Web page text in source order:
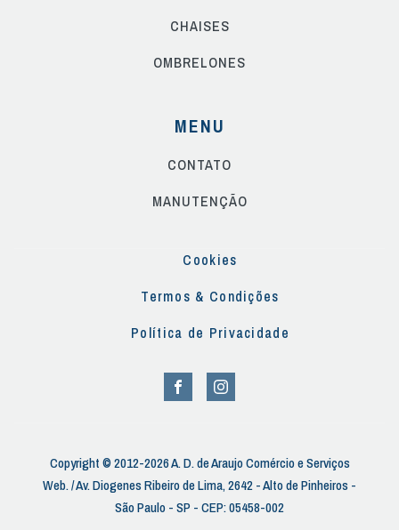
CHAISES
OMBRELONES
MENU
CONTATO
MANUTENÇÃO
Cookies
Termos & Condições
Política de Privacidade
Copyright © 2012-2026 A. D. de Araujo Comércio e Serviços
Web. / Av. Diogenes Ribeiro de Lima, 2642 - Alto de Pinheiros -
São Paulo - SP - CEP: 05458-002